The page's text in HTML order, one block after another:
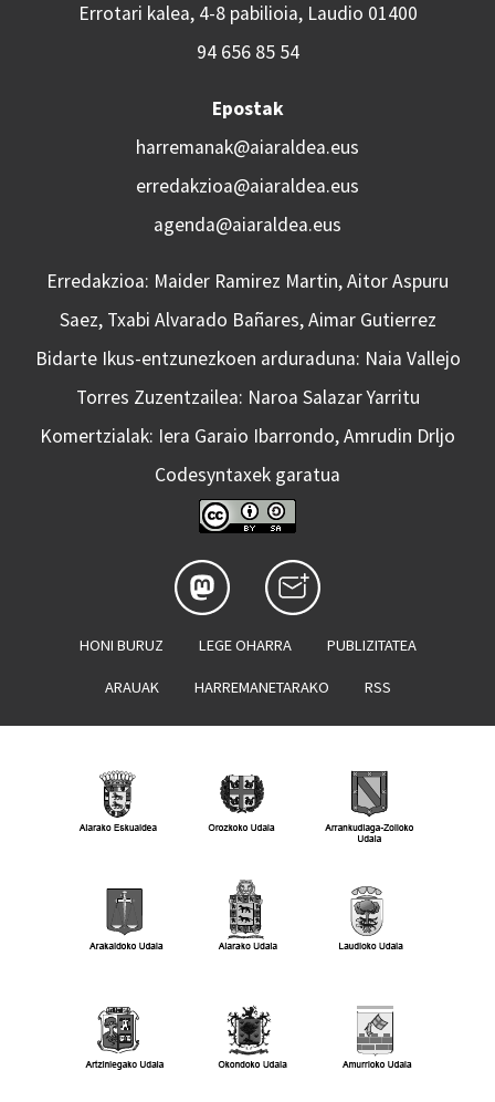
Errotari kalea, 4-8 pabilioia, Laudio 01400
94 656 85 54
Epostak
harremanak@aiaraldea.eus
erredakzioa@aiaraldea.eus
agenda@aiaraldea.eus
Erredakzioa: Maider Ramirez Martin, Aitor Aspuru
Saez, Txabi Alvarado Bañares, Aimar Gutierrez
Bidarte Ikus-entzunezkoen arduraduna: Naia Vallejo
Torres Zuzentzailea: Naroa Salazar Yarritu
Komertzialak: Iera Garaio Ibarrondo, Amrudin Drljo
Codesyntaxek garatua
HONI BURUZ LEGE OHARRA PUBLIZITATEA
ARAUAK HARREMANETARAKO RSS